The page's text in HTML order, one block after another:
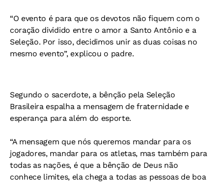
“O evento é para que os devotos não fiquem com o
coração dividido entre o amor a Santo Antônio e a
Seleção. Por isso, decidimos unir as duas coisas no
mesmo evento”, explicou o padre.
Segundo o sacerdote, a bênção pela Seleção
Brasileira espalha a mensagem de fraternidade e
esperança para além do esporte.
“A mensagem que nós queremos mandar para os
jogadores, mandar para os atletas, mas também para
todas as nações, é que a bênção de Deus não
conhece limites, ela chega a todas as pessoas de boa